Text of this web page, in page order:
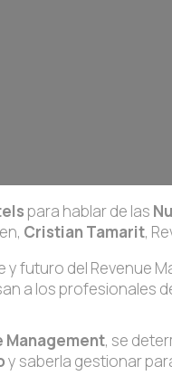
para hablar de las
Cristian Tamarit,
futuro del Revenue
a los profesionales
Management, se
y saberla gestionar